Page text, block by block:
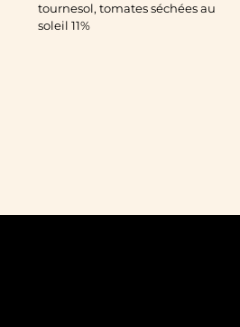
tournesol, tomates séchées au
soleil 11%